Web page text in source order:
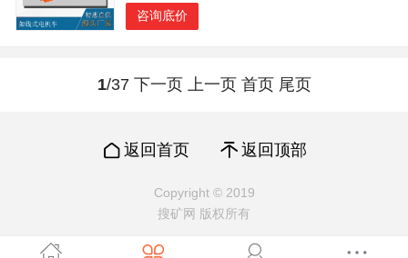
咨询底价
1/37 下一页 上一页 首页 尾页
返回首页 返回顶部
Copyright © 2019
搜矿网 版权所有